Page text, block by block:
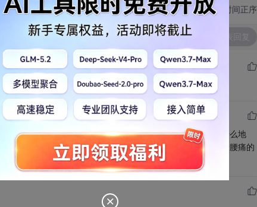
切换为时间正序
的朋友深表感谢，也深深感谢那些加我的朋友，其实您在什么地
，天下程序员都是一家人，大家忍受着电磁的辐射，忍受着腰痛的